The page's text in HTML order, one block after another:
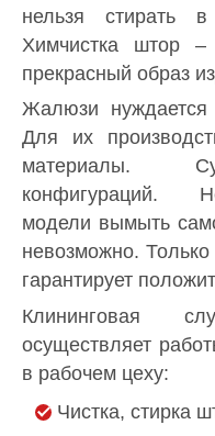
нельзя стирать
Химчистка штор –
прекрасный образ
Жалюзи нуждается
Для их
материалы.
конфигураций.
модели вымыть
невозможно.
гарантирует
Клининговая
осуществляет
в рабочем цеху:
Чистка, стирка